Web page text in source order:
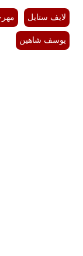
لايف ستايل
يوسف شاهين